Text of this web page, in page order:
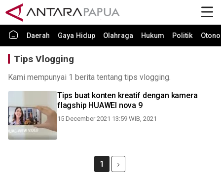
Daerah Gaya Hidup Olahraga Hukum Politik
Tips Vlogging
Kami mempunyai 1 berita tentang tips vlogging.
Tips buat konten kreatif dengan kamera
flagship HUAWEI nova 9
15 December 2021 13:59 WIB, 2021
1